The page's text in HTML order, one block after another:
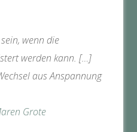
wenn die
werden kann. […]
aus Anspannung
Grote